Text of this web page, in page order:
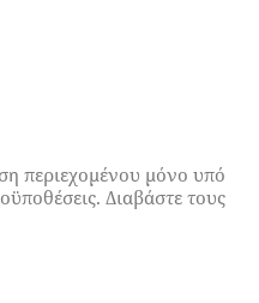
περιεχομένου μόνο υπό
Διαβάστε τους